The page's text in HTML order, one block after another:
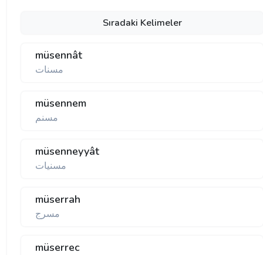
Sıradaki Kelimeler
müsennât
مسنات
müsennem
مسنم
müsenneyyât
مسنيات
müserrah
مسرج
müserrec